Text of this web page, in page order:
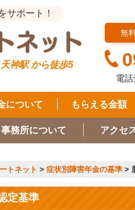
サポート！
神駅 から徒歩5
無
電
について もらえる金額
事務所について アクセ
トネット > 症状別障害年金の基準 >
定基準